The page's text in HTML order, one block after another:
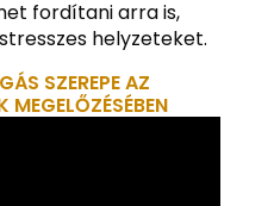
fordítani arra is,
helyzeteket.
SZEREPE AZ
MEGELŐZÉSÉBEN